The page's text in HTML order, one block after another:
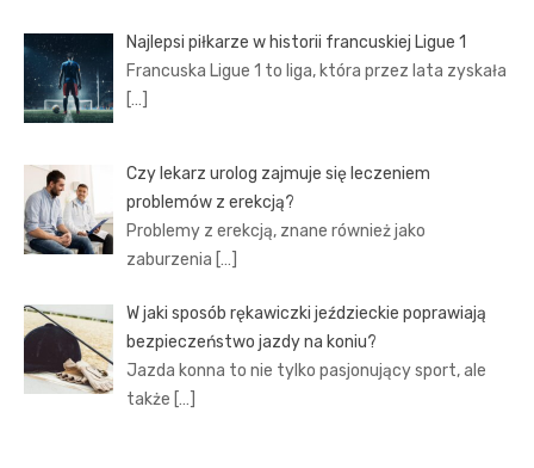
Najlepsi piłkarze w historii francuskiej Ligue 1
Francuska Ligue 1 to liga, która przez lata zyskała
[…]
Czy lekarz urolog zajmuje się leczeniem
problemów z erekcją?
Problemy z erekcją, znane również jako
zaburzenia […]
W jaki sposób rękawiczki jeździeckie poprawiają
bezpieczeństwo jazdy na koniu?
Jazda konna to nie tylko pasjonujący sport, ale
także […]